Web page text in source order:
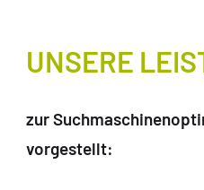
UNSERE
zur
vorgestellt: